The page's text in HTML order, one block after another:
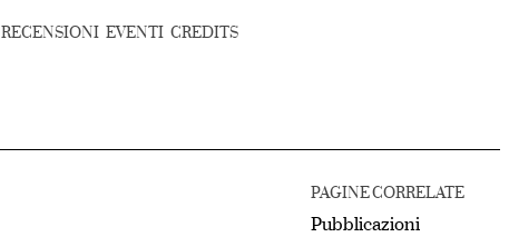
RECENSIONI EVENTI CREDITS
PAGINE CORRELATE
Pubblicazioni